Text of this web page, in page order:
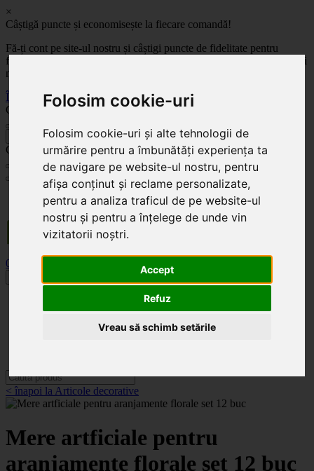
Folosim cookie-uri
Folosim cookie-uri și alte tehnologii de
urmărire pentru a îmbunătăți experiența ta
de navigare pe website-ul nostru, pentru
afișa conținut și reclame personalizate,
pentru a analiza traficul de pe website-ul
nostru și pentru a înțelege de unde vin
vizitatorii noștri.
Accept
Refuz
Vreau să schimb setările
×
Câștigă puncte și economisește la fiecare comandă!
Fă-ți cont pe site-ul nostru și câștigi puncte de fidelitate pentru
fiecare comandă! Cu cât comanzi mai mult, cu atât economisești mai
mult!
Înregistrează-te acum
Celoplast
Celoplast
Transportul este GRATUIT pentru comenzile mai mari de 350 Lei. Comanda minimă în
valoare de 100 Lei. Expediere în 1 - 2 zile lucrătoare.
0
Categorii
< înapoi la Articole decorative
Mere artficiale pentru
aranjamente florale set 12 buc